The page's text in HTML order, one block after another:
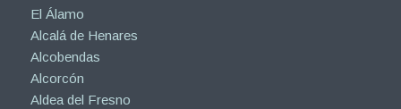
El Álamo
Alcalá de Henares
Alcobendas
Alcorcón
Aldea del Fresno